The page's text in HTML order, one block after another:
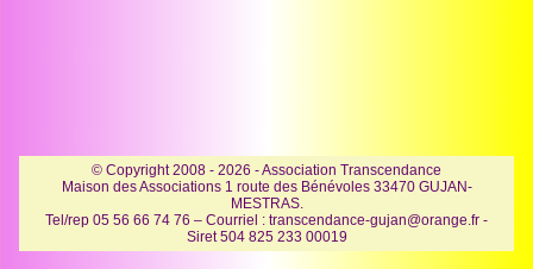
© Copyright 2008 - 2026 - Association Transcendance
Maison des Associations 1 route des Bénévoles 33470 GUJAN-
MESTRAS.
Tel/rep 05 56 66 74 76 – Courriel : transcendance-gujan@orange.fr -
Siret 504 825 233 00019